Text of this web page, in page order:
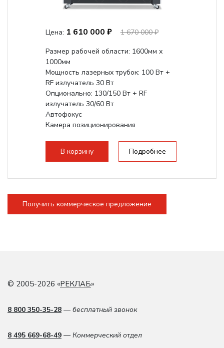
Цена: 1 610 000 ₽
1 670 000 ₽
Размер рабочей области: 1600мм х
1000мм
Мощность лазерных трубок: 100 Вт +
RF излучатель 30 Вт
Опционально: 130/150 Вт + RF
излучатель 30/60 Вт
Автофокус
Камера позиционирования
2000 мм/с...
В корзину Подробнее
Получить коммерческое предложение
© 2005-2026 «РЕКЛАБ»
8 800 350-35-28 — бесплатный звонок
8 495 669-68-49 — Коммерческий отдел